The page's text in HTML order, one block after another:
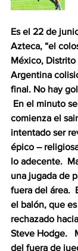
Es el 22 de
Azteca, “el
México, Distrito
Argentina
final. No hay
En el minuto
comienza el
intentado ser
épico –
lo adecente.
una jugada de
fuera del área.
el balón, que
rechazado
Steve Hodge.
del fuera de